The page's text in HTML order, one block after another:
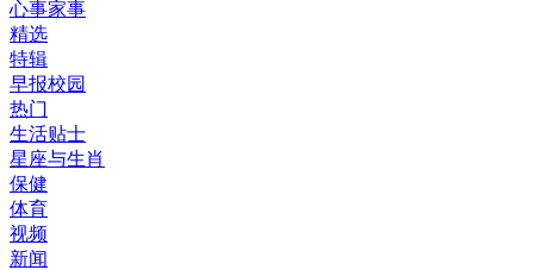
心事家事
精选
特辑
早报校园
热门
生活贴士
星座与生肖
保健
体育
视频
新闻